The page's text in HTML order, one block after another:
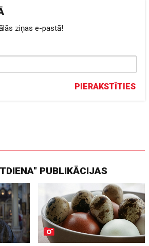
ziņas e-pastā!
PIERAKSTĪTIES
PUBLIKĀCIJAS